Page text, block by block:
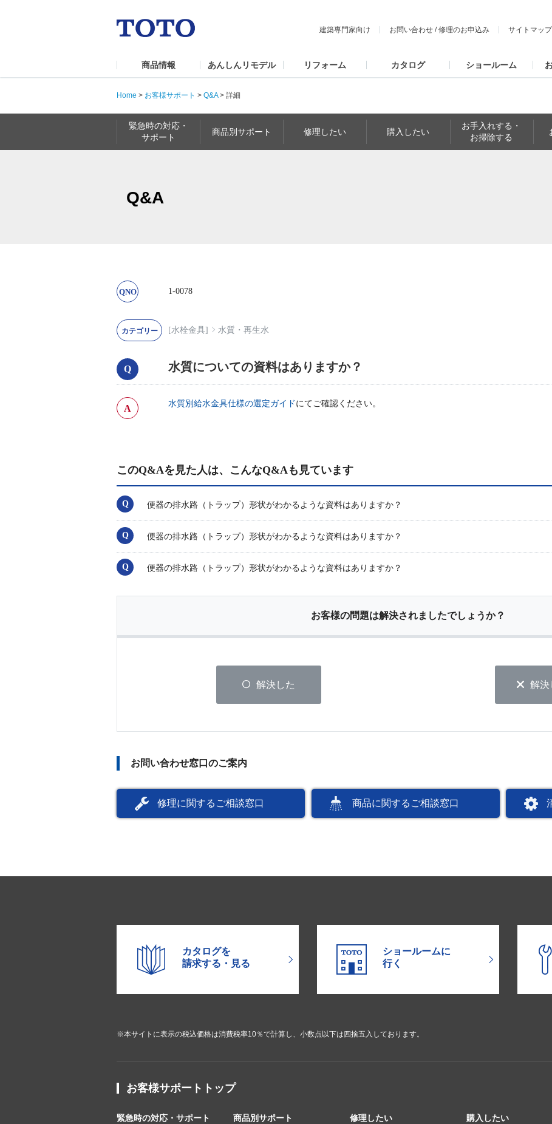
建築専門家向け お問い合わせ /修理のお申込み サイトマップ
商品情報 あんしんリモデル リフォーム カタログ ショールーム
Home > お客様サポート > Q&A> 詳細
緊急時の対応・
サポート
商品別サポート 修理したい 購入したい
お手入れする・
お掃除する
Q&A
1-0078
[水栓金具] 水質・再生水
水質についての資料はありますか？
水質別給水金具仕様の選定ガイド にてご確認ください。
このQ&Aを見た人は、こんなQ&Aも見ています
便器の排水路（トラップ）形状がわかるような資料はありますか？
便器の排水路（トラップ）形状がわかるような資料はありますか？
便器の排水路（トラップ）形状がわかるような資料はありますか？
お客様の問題は解決されましたでしょうか？
解決した 解決
お問い合わせ窓口のご案内
修理に関するご相談窓口 商品に関するご相談窓口
カタログを
請求する・見る
ショールームに
行く
※本サイトに表示の税込価格は消費税率10％で計算し、小数点以下は四捨五入しております。
お客様サポートトップ
緊急時の対応・サポート 商品別サポート 修理したい 購入したい